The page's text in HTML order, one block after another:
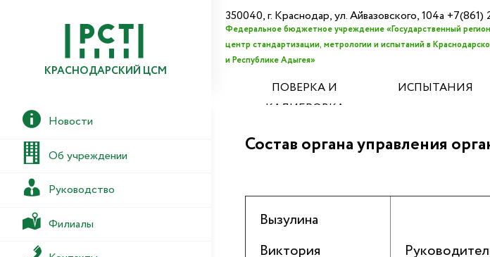
КРАСНОДАРСКИЙ ЦСМ
Федеральное бюджетное учреждение «Государственный
центр стандартизации, метрологии и испытаний в
и Республике Адыгея»
350040, г. Краснодар, ул. Айвазовского, 104а
ПОВЕРКА И
КАЛИБРОВКА
ИСПЫТАНИЯ
Новости
Об учреждении
Руководство
Филиалы
Состав органа управления
Вызулина
Виктория